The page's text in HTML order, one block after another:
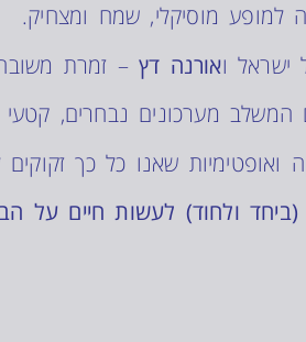
מוסיקלי, שמח ומצחיק.
ישראל ואורנה דץ – זמרת
המשלב מערכונים נבחרים,
ואופטימיות שאנו כל כך
ולחוד) לעשות חיים על